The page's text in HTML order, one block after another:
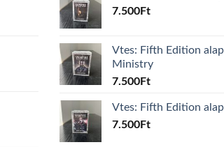
7.500Ft
Vtes: Fifth Edition
Ministry
7.500Ft
Vtes: Fifth Edition
7.500Ft